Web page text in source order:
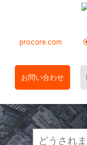
procore.com
お問い合わせ